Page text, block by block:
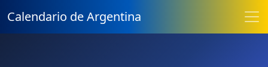
Calendario de Argentina